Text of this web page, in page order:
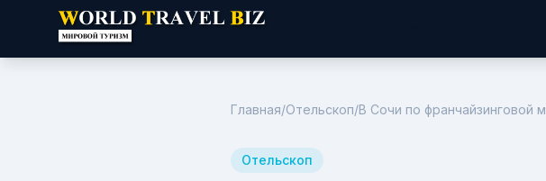
Главная/Отельскоп/В Сочи по франчайзинговой
Отельскоп